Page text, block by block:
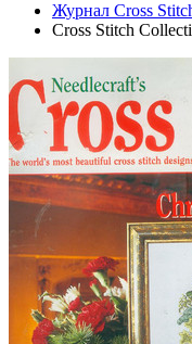
Журнал Cross
Cross Stitch